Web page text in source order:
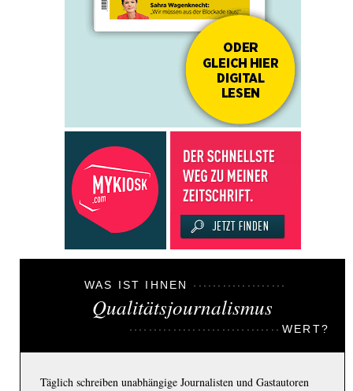
WAS IST IHNEN
Qualitätsjournalismus
WERT?
Täglich schreiben unabhängige Journalisten und Gastautoren